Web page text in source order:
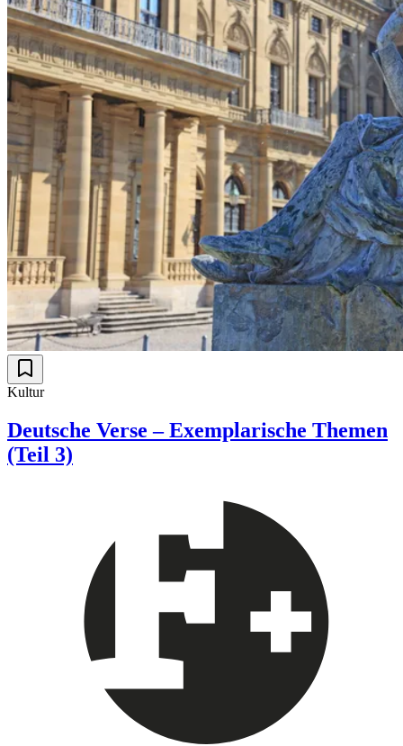
Kultur
Deutsche Verse – Exemplarische Themen
(Teil 3)